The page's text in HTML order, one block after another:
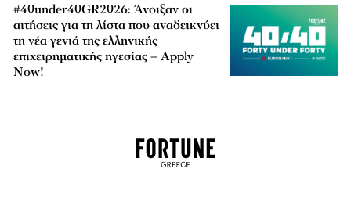
#40under40GR2026: Άνοιξαν οι
αιτήσεις για τη λίστα που αναδεικνύει
τη νέα γενιά της ελληνικής
επιχειρηματικής ηγεσίας – Apply
Now!